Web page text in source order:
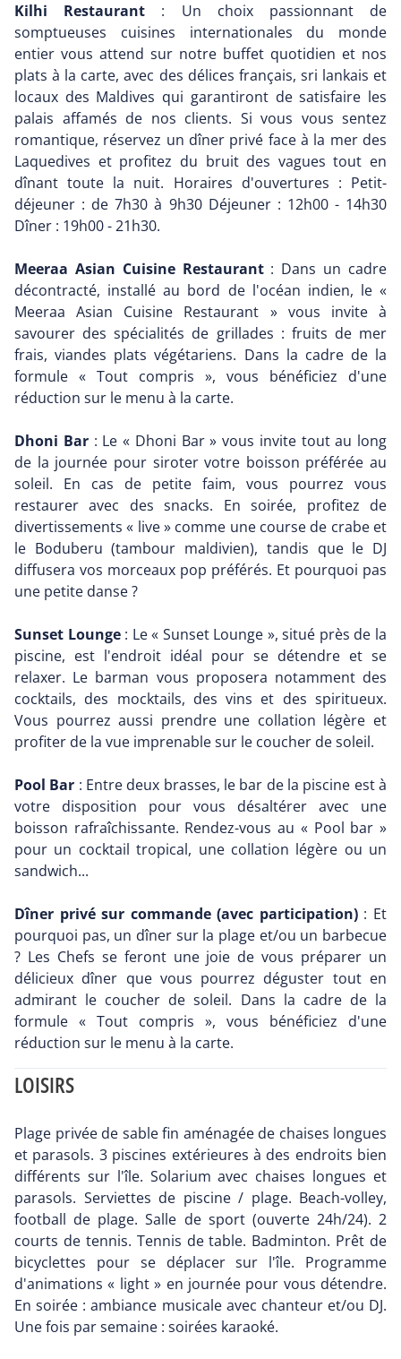
Kilhi Restaurant : Un choix passionnant de
somptueuses cuisines internationales du monde
entier vous attend sur notre buffet quotidien et nos
plats à la carte, avec des délices français, sri lankais et
locaux des Maldives qui garantiront de satisfaire les
palais affamés de nos clients. Si vous vous sentez
romantique, réservez un dîner privé face à la mer des
Laquedives et profitez du bruit des vagues tout en
dînant toute la nuit. Horaires d'ouvertures : Petit-
déjeuner : de 7h30 à 9h30 Déjeuner : 12h00 - 14h30
Dîner : 19h00 - 21h30.
Meeraa Asian Cuisine Restaurant: Dans un cadre
décontracté, installé au bord de l'océan indien, le «
Meeraa Asian Cuisine Restaurant » vous invite à
savourer des spécialités de grillades : fruits de mer
frais, viandes plats végétariens. Dans la cadre de la
formule « Tout compris », vous bénéficiez d'une
réduction sur le menu à la carte.
Dhoni Bar: Le « Dhoni Bar » vous invite tout au long
de la journée pour siroter votre boisson préférée au
soleil. En cas de petite faim, vous pourrez vous
restaurer avec des snacks. En soirée, profitez de
divertissements « live » comme une course de crabe et
le Boduberu (tambour maldivien), tandis que le DJ
diffusera vos morceaux pop préférés. Et pourquoi pas
une petite danse ?
Sunset Lounge: Le « Sunset Lounge », situé près de la
piscine, est l'endroit idéal pour se détendre et se
relaxer. Le barman vous proposera notamment des
cocktails, des mocktails, des vins et des spiritueux.
Vous pourrez aussi prendre une collation légère et
profiter de la vue imprenable sur le coucher de soleil.
Pool Bar : Entre deux brasses, le bar de la piscine est à
votre disposition pour vous désaltérer avec une
boisson rafraîchissante. Rendez-vous au « Pool bar »
pour un cocktail tropical, une collation légère ou un
sandwich...
Dîner privé sur commande (avec participation): Et
pourquoi pas, un dîner sur la plage et/ou un barbecue
? Les Chefs se feront une joie de vous préparer un
délicieux dîner que vous pourrez déguster tout en
admirant le coucher de soleil. Dans la cadre de la
formule « Tout compris », vous bénéficiez d'une
réduction sur le menu à la carte.
LOISIRS
Plage privée de sable fin aménagée de chaises longues
et parasols. 3 piscines extérieures à des endroits bien
différents sur l'île. Solarium avec chaises longues et
parasols. Serviettes de piscine / plage. Beach-volley,
football de plage. Salle de sport (ouverte 24h/24). 2
courts de tennis. Tennis de table. Badminton. Prêt de
bicyclettes pour se déplacer sur l'île. Programme
d'animations « light » en journée pour vous détendre.
En soirée : ambiance musicale avec chanteur et/ou DJ.
Une fois par semaine : soirées karaoké.